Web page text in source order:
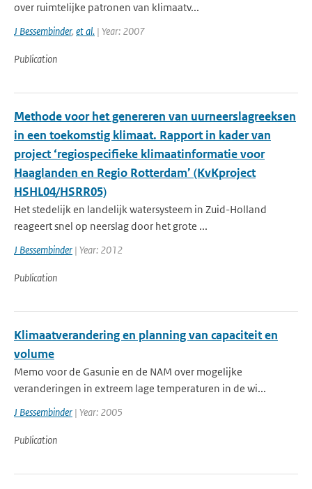
over ruimtelijke patronen van klimaatv...
J Bessembinder, et al. | Year: 2007
Publication
Methode voor het genereren van uurneerslagreeksen
in een toekomstig klimaat. Rapport in kader van
project ‘regiospecifieke klimaatinformatie voor
Haaglanden en Regio Rotterdam’ (KvKproject
HSHL04/HSRR05)
Het stedelijk en landelijk watersysteem in Zuid-Holland
reageert snel op neerslag door het grote ...
J Bessembinder | Year: 2012
Publication
Klimaatverandering en planning van capaciteit en
volume
Memo voor de Gasunie en de NAM over mogelijke
veranderingen in extreem lage temperaturen in de wi...
J Bessembinder | Year: 2005
Publication